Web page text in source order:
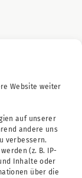
Website weiter
auf unserer
andere uns
verbessern.
(z. B. IP-
Inhalte oder
über die